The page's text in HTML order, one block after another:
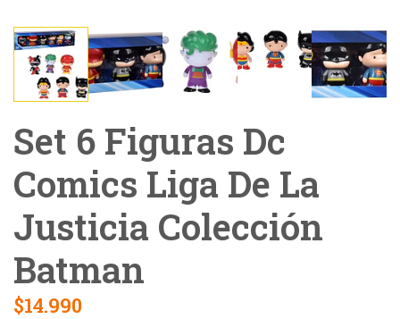
Set 6 Figuras Dc
Comics Liga De La
Justicia Colección
Batman
$14.990